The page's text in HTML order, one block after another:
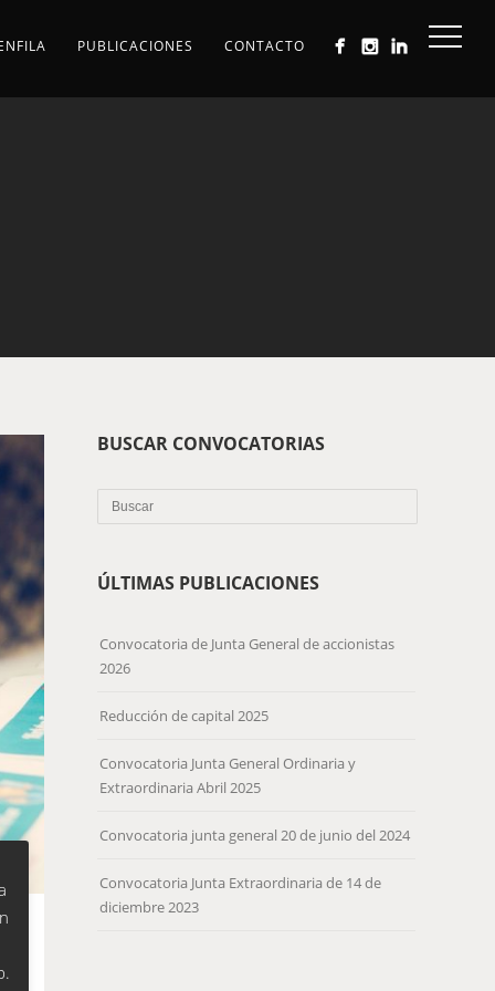
PUBLICACIONES CONTACTO
BUSCAR CONVOCATORIAS
ÚLTIMAS PUBLICACIONES
Convocatoria de Junta General de accionistas
2026
Reducción de capital 2025
Convocatoria Junta General Ordinaria y
Extraordinaria Abril 2025
Convocatoria junta general 20 de junio del 2024
Convocatoria Junta Extraordinaria de 14 de
diciembre 2023